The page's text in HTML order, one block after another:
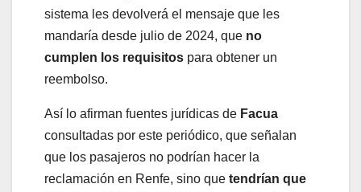
sistema les devolverá el mensaje que les
mandaría desde julio de 2024, que no
cumplen los requisitos para obtener un
reembolso.
Así lo afirman fuentes jurídicas de Facua
consultadas por este periódico, que señalan
que los pasajeros no podrían hacer la
reclamación en Renfe, sino que tendrían que